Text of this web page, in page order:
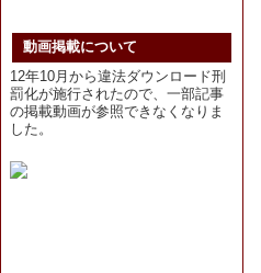
動画掲載について
12年10月から違法ダウンロード刑
罰化が施行されたので、一部記事
の掲載動画が参照できなくなりま
した。